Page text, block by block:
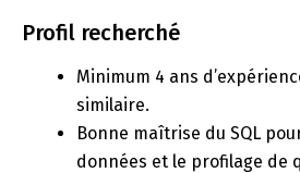
Profil recherché
Minimum 4 ans
similaire.
Bonne maîtrise du SQL
données et le profilage de